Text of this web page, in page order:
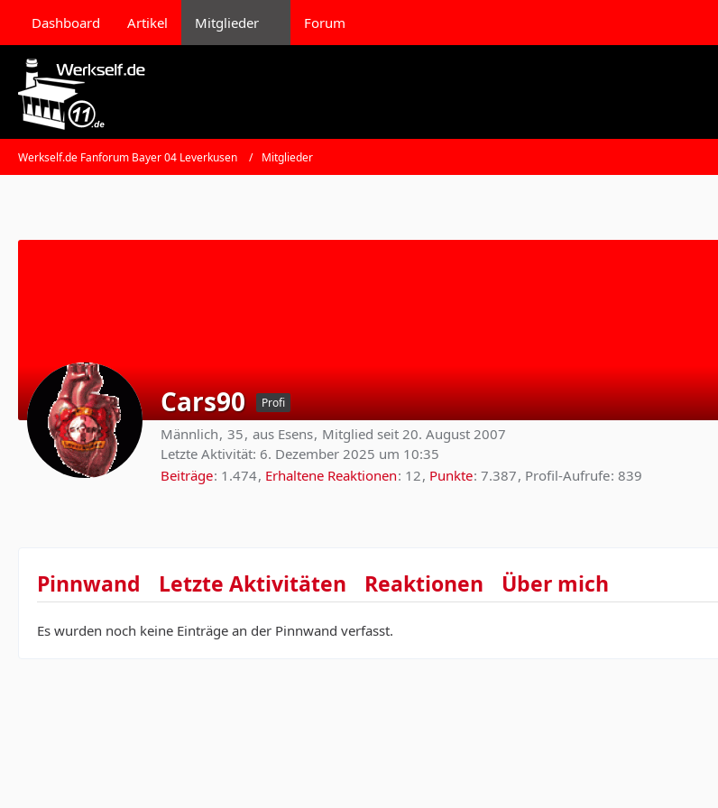
Dashboard Artikel Mitglieder Forum
Werkself.de Fanforum Bayer 04 Leverkusen Mitglieder
Cars90 Profi
Männlich 35 aus Esens Mitglied seit 20. August 2007
Letzte Aktivität: 6. Dezember 2025 um 10:35
Beiträge 1.474 Erhaltene Reaktionen 12 Punkte 7.387 Profil-Aufrufe 839
Pinnwand Letzte Aktivitäten Reaktionen Über mich
Es wurden noch keine Einträge an der Pinnwand verfasst.